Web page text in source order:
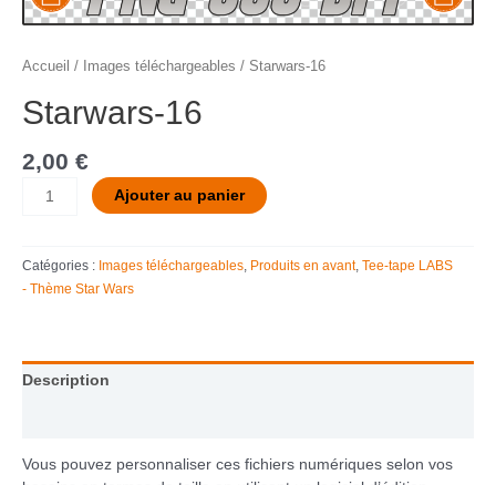
Accueil / Images téléchargeables / Starwars-16
Starwars-16
2,00 €
Ajouter au panier
Catégories : Images téléchargeables Produits en avant, Tee-tape LABS
- Thème Star Wars
Description
Vous pouvez personnaliser ces fichiers numériques selon vos